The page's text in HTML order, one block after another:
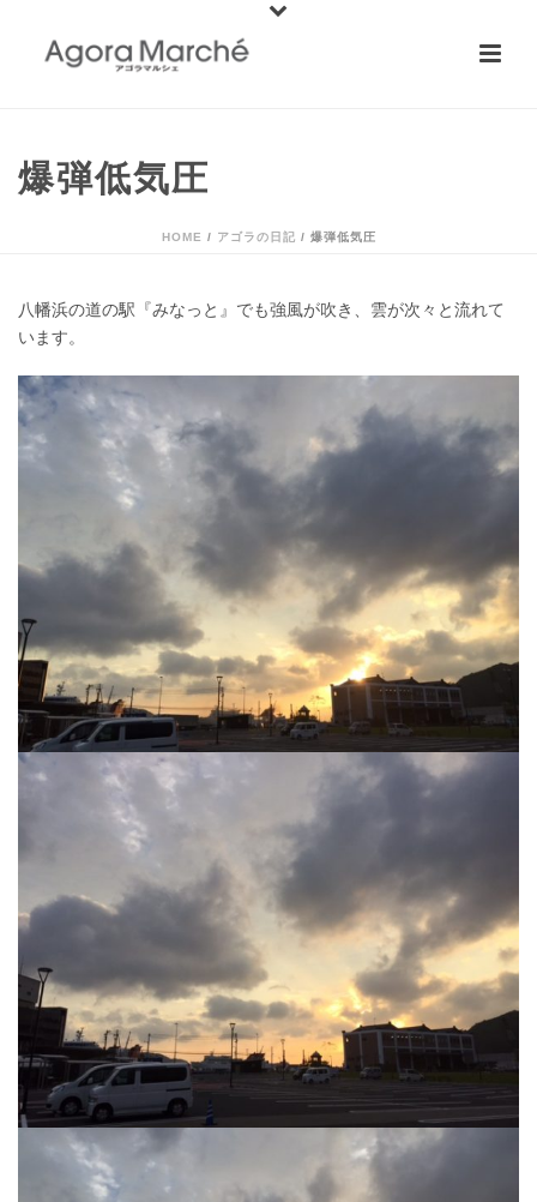
爆弾低気圧
HOME / アゴラの日記 / 爆弾低気圧
八幡浜の道の駅『みなっと』でも強風が吹き、雲が次々と流れて
います。